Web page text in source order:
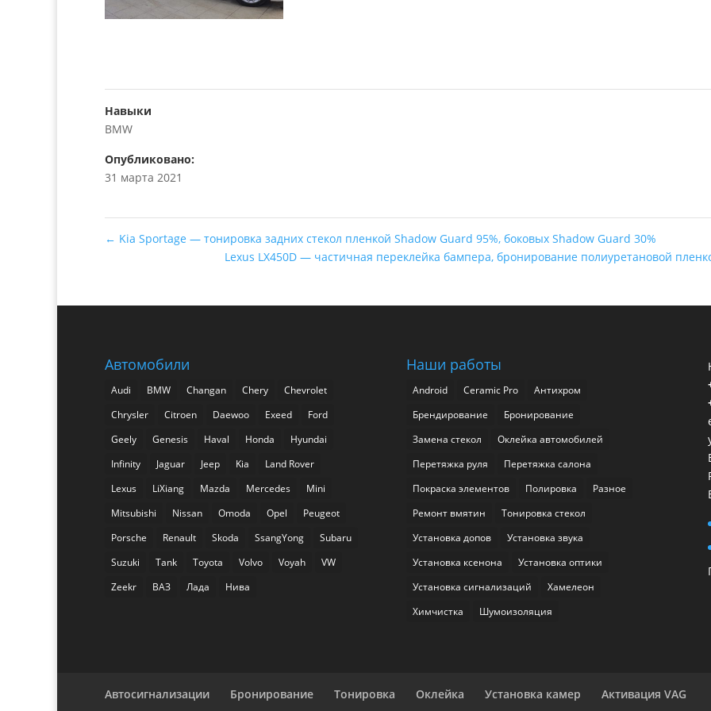
Навыки
BMW
Опубликовано:
31 марта 2021
← Kia Sportage — тонировка задних стекол пленкой Shadow Guard 95%, боковых Shadow Guard 30%
Lexus LX450D — частичная переклейка бампера, бронирование полиуретановой
Автомобили
Audi BMW Changan Chery
Chevrolet
Chrysler
Citroen Daewoo Exeed
Ford
Geely
Genesis Haval Honda
Hyundai
Infinity
Jaguar Jeep Kia
Land Rover
Lexus
LiXiang Mazda Mercedes
Mini
Mitsubishi
Nissan Omoda Opel
Peugeot
Porsche
Renault Skoda SsangYong
Subaru
Suzuki
Tank Toyota Volvo Voyah
VW
Zeekr
ВАЗ Лада Нива
Наши работы
Android Ceramic Pro
Антихром
Брендирование
Бронирование
Замена стекол
Оклейка автомобилей
Перетяжка руля
Перетяжка салона
Покраска элементов
Полировка
Разное
Ремонт вмятин
Тонировка стекол
Установка допов
Установка звука
Установка ксенона
Установка оптики
Установка сигнализаций
Хамелеон
Химчистка
Шумоизоляция
Автосигнализации Бронирование Тонировка Оклейка Установка камер Активация VAG